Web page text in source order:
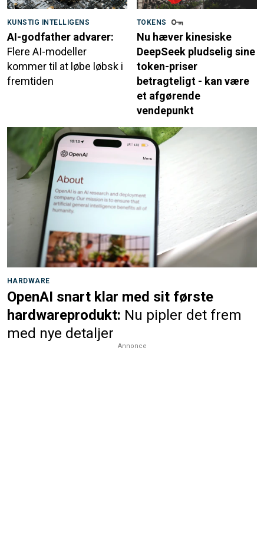
KUNSTIG INTELLIGENS
AI-godfather advarer:
Flere AI-modeller
kommer til at løbe løbsk i
fremtiden
TOKENS
Nu hæver kinesiske
DeepSeek pludselig sine
token-priser
betragteligt - kan være
et afgørende
vendepunkt
HARDWARE
OpenAI snart klar med sit første
hardwareprodukt: Nu pipler det frem
med nye detaljer
Annonce